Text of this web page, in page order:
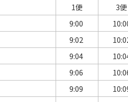
1便 3便
9:00
9:02
9:04
9:06
9:09